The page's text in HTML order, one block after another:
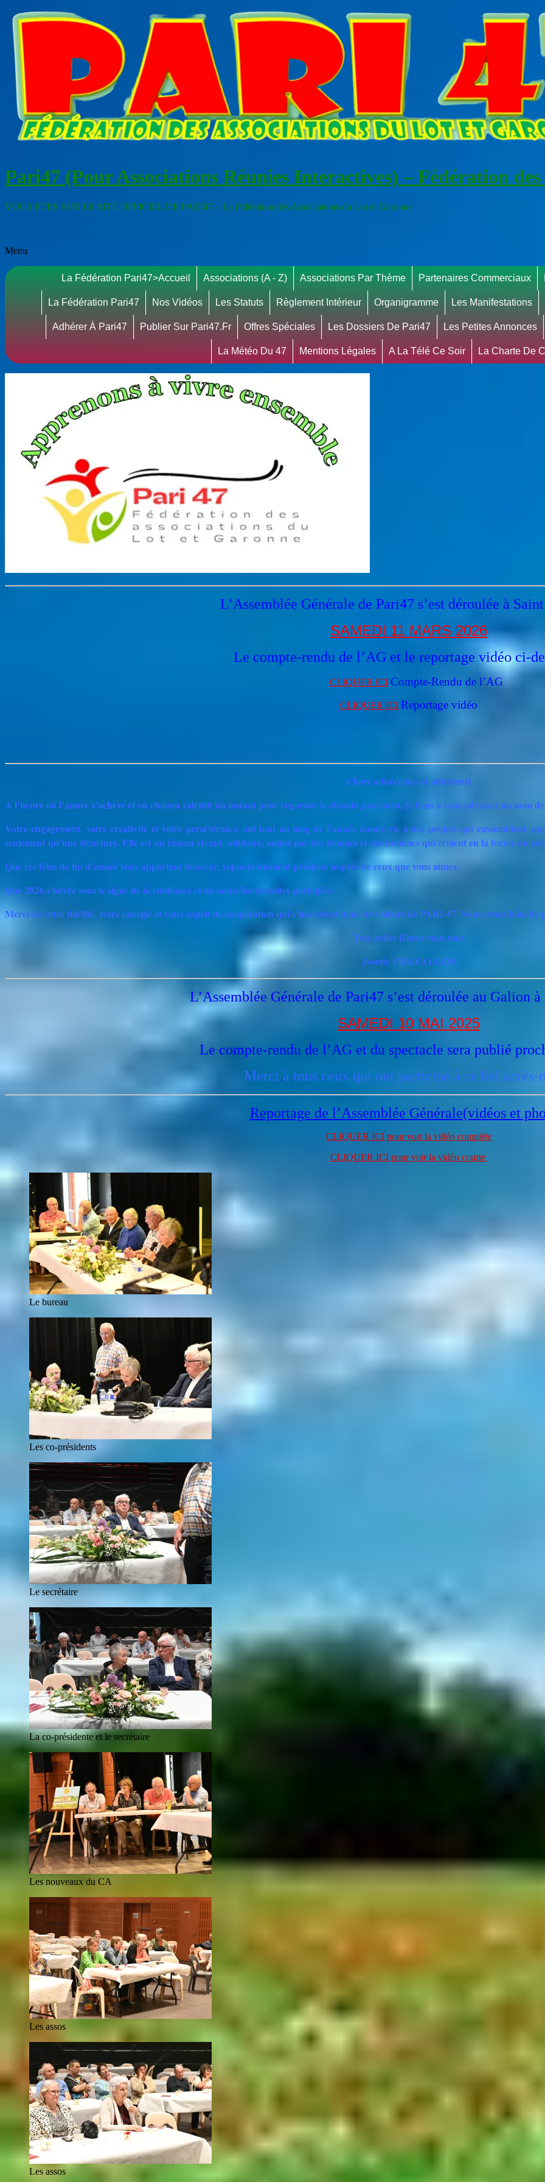
au
contenu
Pari47 (Pour Associations Réunies Interactives) – Fédération
VOUS ETES SUR LE SITE OFFICIEL DE PARI47 – La fédération des Associations du Lot et Garonne
Menu
La Fédération Pari47>accueil Associations (A - Z) Associations Par Thème Partenaires Commerciaux
La Fédération Pari47 Nos Vidéos Les Statuts Règlement Intérieur Organigramme Les Manifestations
Adhérer À Pari47 Publier Sur Pari47.fr Offres Spéciales Les Dossiers De Pari47 Les Petites Annonces
La Météo Du 47 Mentions Légales A La Télé Ce Soir La Charte De
L’Assemblée Générale de Pari47 s’est déroulée à
SAMEDI 11 MARS 2026
Le compte-rendu de l’AG et le reportage vidéo ci-
CLIQUER ICI Compte-Rendu de l’AG
CLIQUER ICI Reportage vidéo
Chers adhérentes et adhérents
A l’heure où l’année s’achève et où chacun ralentit un instant pour regarder le chemin parcouru, je tiens à vous adresser au nom
Votre engagement, votre créativité et votre persévérance ont tout au long de l’année donné vie à des projets qui rassemblent,
seulement qu’une structure. Elle est un réseau vivant, solidaire, animé par des femmes et des hommes qui croient en la forme du
Que ces fêtes de fin d’année vous apportent douceur, repos et moment précieux auprès de ceux que vous aimez.
Que 2026 s’ouvre sous le signe de la confiance et de nouvelles réussites partagées.
Merci de votre fidélité, votre énergie et votre esprit de coopération qui s’inscrivent dans les valeurs de PARI 47. Nous avons hâte de
Très belles fêtes à vous tous
Josette CHAZALLON
L’Assemblée Générale de Pari47 s’est déroulée au Galion
SAMEDI 10 MAI 2025
Le compte-rendu de l’AG et du spectacle sera publié
Merci à tous ceux qui ont participé à ce bel après-
Reportage de l’Assemblée Générale(vidéos et
CLIQUER ICI pour voir la vidéo complète
CLIQUER ICI pour voir la vidéo courte
Le bureau
Les co-présidents
Le secrétaire
La co-présidente et le secrétaire
Les nouveaux du CA
Les assos
Les assos